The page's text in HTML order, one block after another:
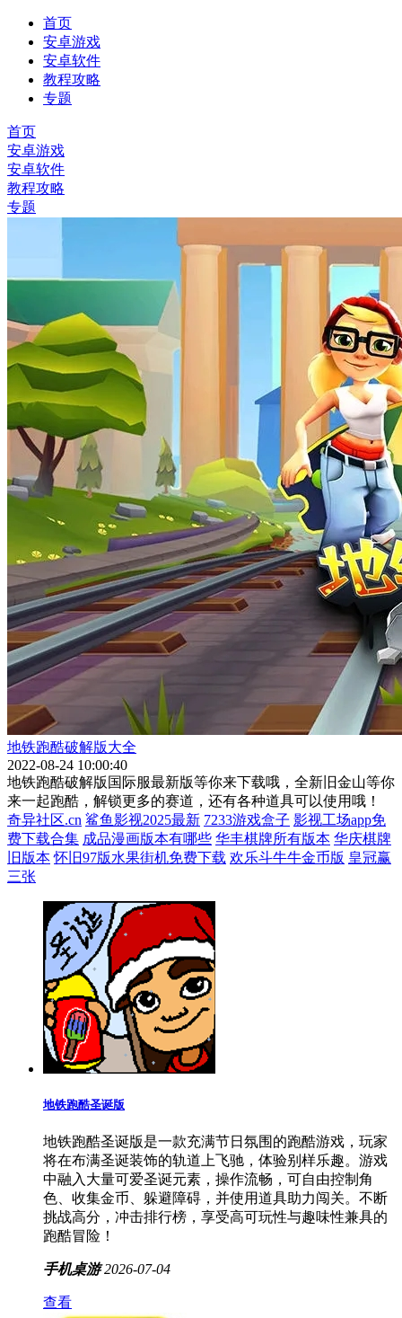
首页
安卓游戏
安卓软件
教程攻略
专题
首页
安卓游戏
安卓软件
教程攻略
专题
地铁跑酷破解版大全
2022-08-24 10:00:40
地铁跑酷破解版国际服最新版等你来下载哦，全新旧金山等你
来一起跑酷，解锁更多的赛道，还有各种道具可以使用哦！
奇异社区.cn 鲨鱼影视2025最新 7233游戏盒子 影视工场app免
费下载合集 成品漫画版本有哪些 华丰棋牌所有版本 华庆棋牌
旧版本 怀旧97版水果街机免费下载 欢乐斗牛牛金币版 皇冠赢
三张
地铁跑酷圣诞版
地铁跑酷圣诞版是一款充满节日氛围的跑酷游戏，玩家
将在布满圣诞装饰的轨道上飞驰，体验别样乐趣。游戏
中融入大量可爱圣诞元素，操作流畅，可自由控制角
色、收集金币、躲避障碍，并使用道具助力闯关。不断
挑战高分，冲击排行榜，享受高可玩性与趣味性兼具的
跑酷冒险！
手机桌游 2026-07-04
查看